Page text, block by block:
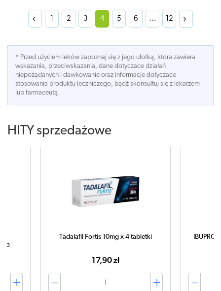
1 2 3 4 5 6 ... 12
* Przed użyciem leków zapoznaj się z jego ulotką, która zawiera
wskazania, przeciwskazania, dane dotyczace działań
niepożądanych i dawkowanie oraz informacje dotyczace
stosowania produktu leczniczego, bądź skonsultuj się z lekarzem
lub farmaceutą.
HITY sprzedażowe
Tadalafil Fortis 10mg x 4 tabletki
17,90 zł